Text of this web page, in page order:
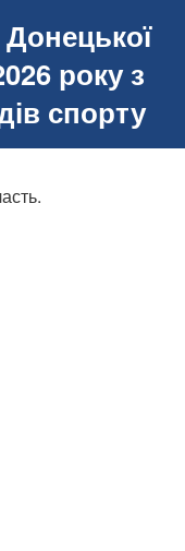
року з
спорту